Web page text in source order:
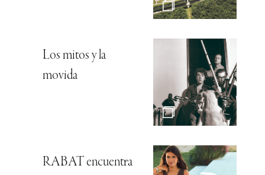
Los mitos y la
movida
RABAT encuentra